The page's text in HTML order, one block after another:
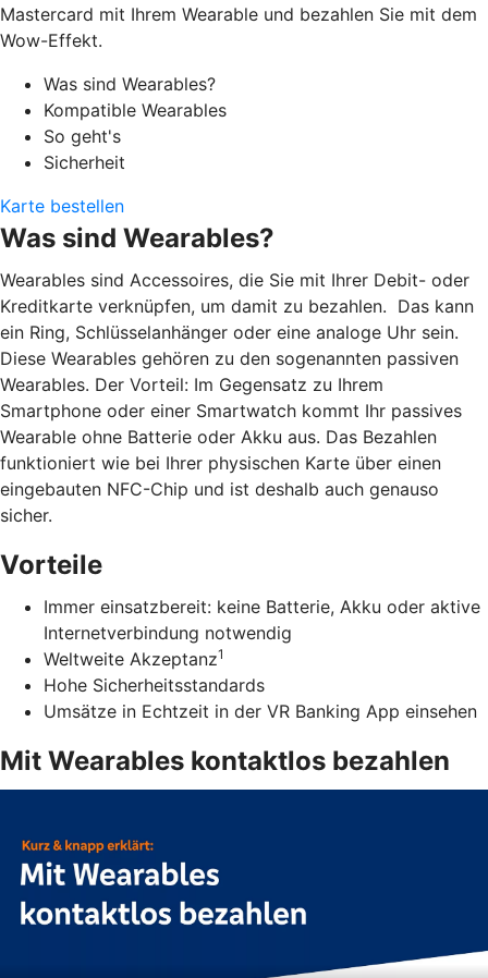
Mastercard mit Ihrem Wearable und bezahlen Sie mit dem
Wow-Effekt.
Was sind Wearables?
Kompatible Wearables
So geht's
Sicherheit
Karte bestellen
Was sind Wearables?
Wearables sind Accessoires, die Sie mit Ihrer Debit- oder
Kreditkarte verknüpfen, um damit zu bezahlen. Das kann
ein Ring, Schlüsselanhänger oder eine analoge Uhr sein.
Diese Wearables gehören zu den sogenannten passiven
Wearables. Der Vorteil: Im Gegensatz zu Ihrem
Smartphone oder einer Smartwatch kommt Ihr passives
Wearable ohne Batterie oder Akku aus. Das Bezahlen
funktioniert wie bei Ihrer physischen Karte über einen
eingebauten NFC-Chip und ist deshalb auch genauso
sicher.
Vorteile
Immer einsatzbereit: keine Batterie, Akku oder aktive
Internetverbindung notwendig
Weltweite Akzeptanz1
Hohe Sicherheitsstandards
Umsätze in Echtzeit in der VR Banking App einsehen
Mit Wearables kontaktlos bezahlen